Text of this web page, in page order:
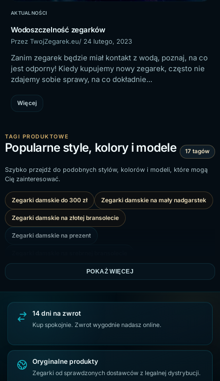
AKTUALNOŚCI
Wodoszczelność zegarków
Przez TwojZegarek.eu/ 24 lutego, 2023
Zanim zegarek będzie miał kontakt z wodą, poznaj, na co
jest odporny! Kiedy kupujemy nowy zegarek, często nie
zdajemy sobie sprawy, na co dokładnie...
Więcej
TAGI PRODUKTOWE
Popularne style, kolory i modele 17 tagów
Szybko przejdź do podobnych stylów, kolorów i modeli, które mogą
Cię zainteresować.
Zegarki damskie do 300 zł Zegarki damskie na mały nadgarstek
Zegarki damskie na złotej bransolecie
Zegarki damskie na prezent
Zegarki damskie z cyrkoniami Zegarki damskie Casio
Czarne zegarki damskie Złote zegarki damskie
Granatowy zegarek damski na bransolecie
Zegarki damskie prostokątne
POKAŻ WIĘCEJ
14 dni na zwrot
Kup spokojnie. Zwrot wygodnie nadasz online.
Oryginalne produkty
Zegarki od sprawdzonych dostawców z legalnej dystrybucji.